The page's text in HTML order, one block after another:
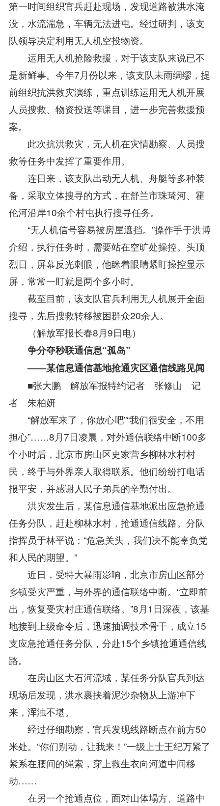
第一时间组织官兵赶赴现场，发现道路被洪水淹
没，水流湍急，车辆无法进屯。经过研判，该支
队领导决定利用无人机空投物资。
运用无人机抢险救援，对于该支队来说已不
是新鲜事。今年7月份以来，该支队未雨绸缪，提
前组织抗洪救灾演练，重点训练运用无人机开展
人员搜救、物资投送等课目，进一步完善救援预
案。
此次抗洪救灾，无人机在灾情勘察、人员搜
救等任务中发挥了重要作用。
连日来，该支队出动无人机、舟艇等多种装
备，采取立体搜寻的方式，在舒兰市珠琦河、霍
伦河沿岸10余个村屯执行搜寻任务。
“无人机信号容易被房屋遮挡。”操作手于洪博
介绍，执行任务时，需要站在空旷处操控。头顶
烈日，屏幕反光刺眼，他眯着眼睛紧盯操控显示
屏，常常一盯就是两个多小时。
截至目前，该支队官兵利用无人机展开全面
搜寻，先后搜救转移被困群众20余人。
（解放军报长春8月9日电）
争分夺秒联通信息“孤岛”
——某信息通信基地抢通灾区通信线路见闻
■张大鹏 解放军报特约记者 张修山 记
者 朱柏妍
“解放军来了，你放心吧”“我们很安全，不用
担心”……8月7日凌晨，对外通信联络中断100多
个小时后，北京市房山区史家营乡柳林水村村
民，终于与外界亲人取得联系。他们纷纷打电话
报平安，并感谢人民子弟兵的辛勤付出。
洪灾发生后，某信息通信基地派出应急抢通
任务分队，赶赴柳林水村，抢通通信线路。分队
指挥员于林平说：“危急关头，我们决不能辜负党
和人民的期望。”
近日，受特大暴雨影响，北京市房山区部分
乡镇受灾严重，与外界的通信联络中断。“立即前
出，恢复受灾村庄通信联络。”8月1日深夜，该基
地接到上级命令后，迅速抽调技术骨干，成立15
支应急抢通任务分队，分赴15个乡镇抢通通信线
路。
在房山区大石河流域，某任务分队官兵到达
现场后发现，洪水裹挟着泥沙杂物从上游冲下
来，浑浊不堪。
经过仔细勘察，官兵发现线路断点在前方50
米处。“你们别动，让我来！”一级上士王纪万紧了
紧系在腰间的绳索，穿上救生衣向河道中间移
动……
在另一个抢通点位，面对山体塌方、道路中